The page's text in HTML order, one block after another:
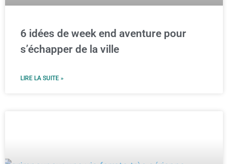
6 idées de week end aventure pour
s’échapper de la ville
LIRE LA SUITE »